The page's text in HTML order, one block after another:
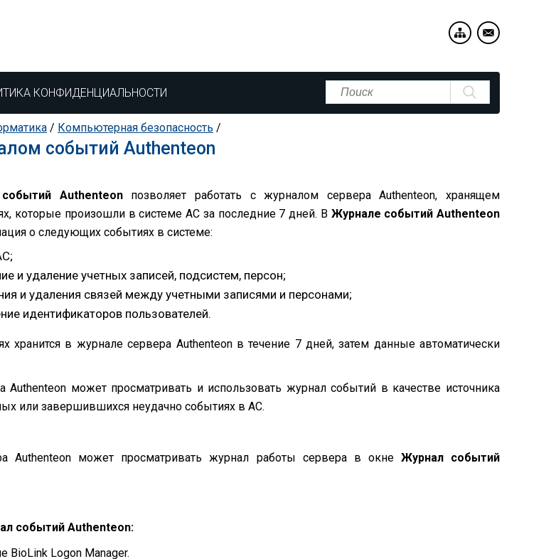
КОНФИДЕНЦИАЛЬНОСТИ
/ Компьютерная безопасность /
событий Authenteon
Authenteon позволяет работать с журналом сервера Authenteon, хранящем
которые произошли в системе АС за последние 7 дней. В Журнале событий Authenteon
о следующих событиях в системе:
и удаление учетных записей, подсистем, персон;
и удаления связей между учетными записями и персонами;
идентификаторов пользователей.
хранится в журнале сервера Authenteon в течение 7 дней, затем данные автоматически
Authenteon может просматривать и использовать журнал событий в качестве источника
или завершившихся неудачно событиях в AC.
Authenteon может просматривать журнал работы сервера в окне Журнал событий
событий Authenteon:
BioLink Logon Manager.